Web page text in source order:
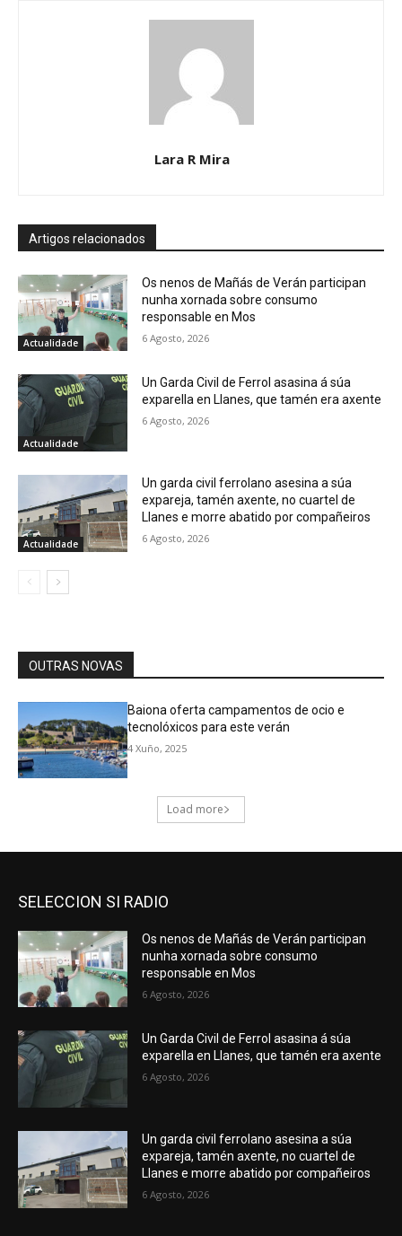
SELECCION SI RADIO
Os nenos de Mañás de Verán participan
nunha xornada sobre consumo
responsable en Mos
6 Agosto, 2026
Un Garda Civil de Ferrol asasina á súa
exparella en Llanes, que tamén era axente
6 Agosto, 2026
Un garda civil ferrolano asesina a súa
expareja, tamén axente, no cuartel de
Llanes e morre abatido por compañeiros
6 Agosto, 2026